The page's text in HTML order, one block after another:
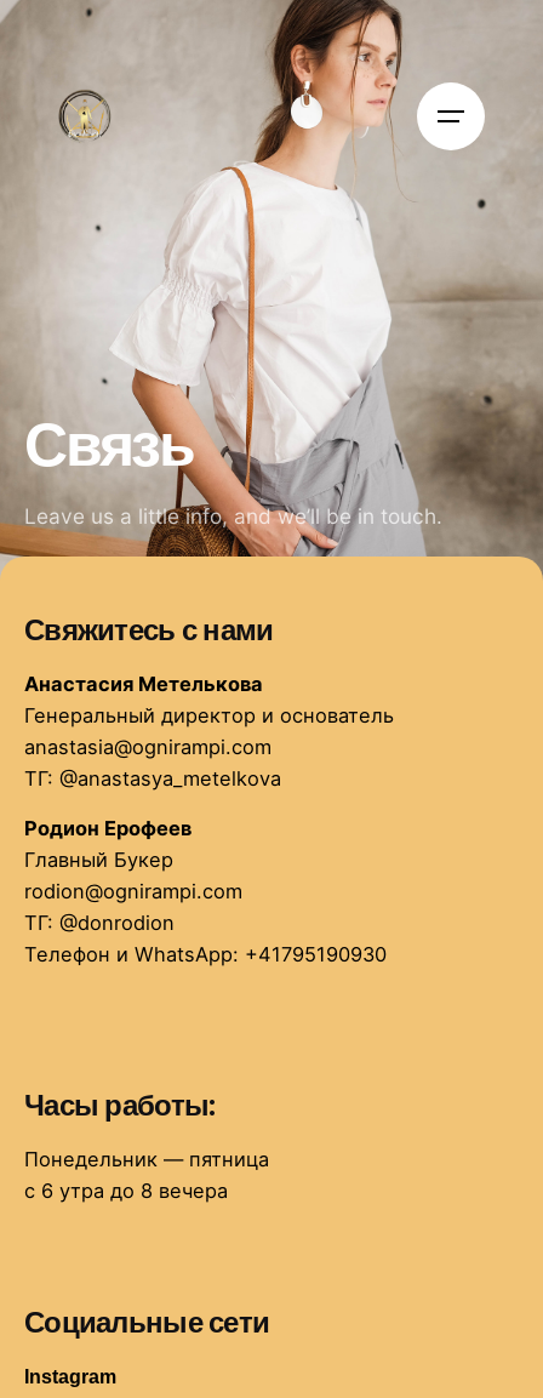
Связь
Leave us a little info, and we’ll be in touch.
Свяжитесь с нами
Анастасия Метелькова
Генеральный директор и основатель
anastasia@ognirampi.com
ТГ: @anastasya_metelkova
Родион Ерофеев
Главный Букер
rodion@ognirampi.com
ТГ: @donrodion
Телефон и WhatsApp: +41795190930
Часы работы:
Понедельник — пятница
с 6 утра до 8 вечера
Социальные сети
Instagram